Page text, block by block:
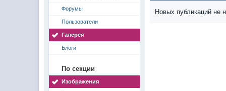
Форумы
Пользователи
Галерея
Блоги
По секции
Изображения
Новых публикаций не